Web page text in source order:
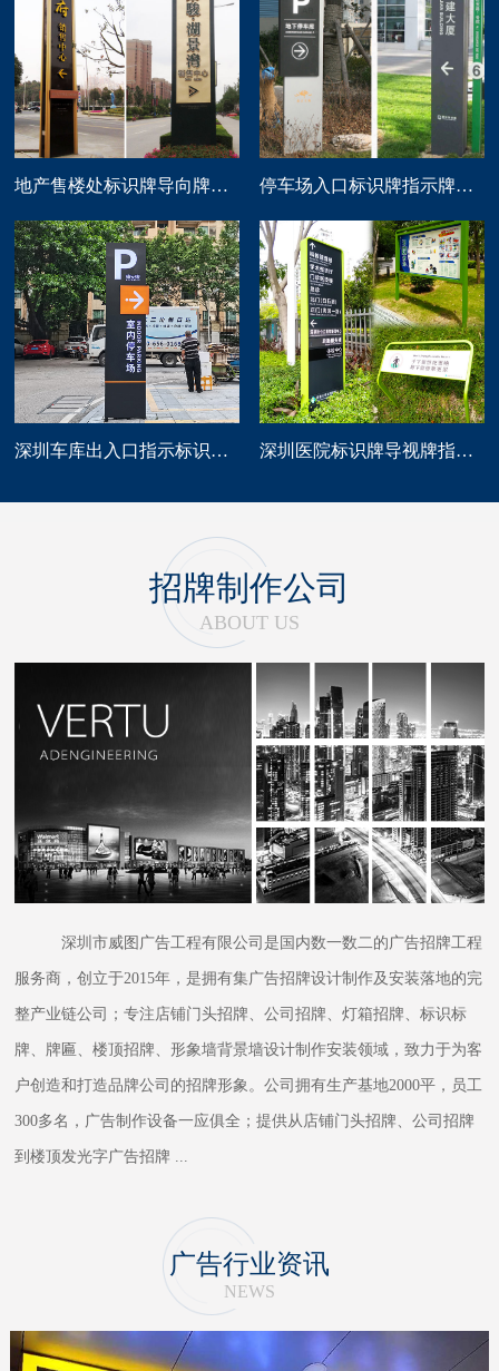
地产售楼处标识牌导向牌精神堡垒制作 停车场入口标识牌指示牌导向牌定做
深圳车库出入口指示标识牌制作 深圳医院标识牌导视牌指示路牌设计制作
招牌制作公司
ABOUT US
深圳市威图广告工程有限公司是国内数一数二的广告招牌工程
服务商，创立于2015年，是拥有集广告招牌设计制作及安装落地的完
整产业链公司；专注店铺门头招牌、公司招牌、灯箱招牌、标识标
牌、牌匾、楼顶招牌、形象墙背景墙设计制作安装领域，致力于为客
户创造和打造品牌公司的招牌形象。公司拥有生产基地2000平，员工
300多名，广告制作设备一应俱全；提供从店铺门头招牌、公司招牌
到楼顶发光字广告招牌
广告行业资讯
NEWS